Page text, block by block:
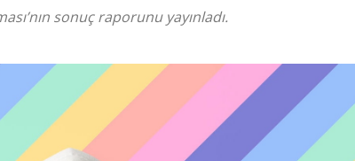
sonuç raporunu yayınladı.